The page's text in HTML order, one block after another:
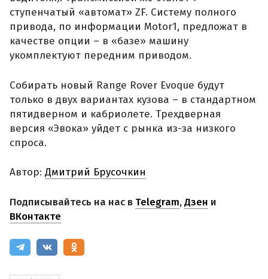
ступенчатый «автомат» ZF. Систему полного
привода, по информации Motor1, предложат в
качестве опции – в «базе» машину
укомплектуют передним приводом.
Собирать новый Range Rover Evoque будут
только в двух вариантах кузова – в стандартном
пятидверном и кабриолете. Трехдверная
версия «Эвока» уйдет с рынка из-за низкого
спроса.
Автор: Дмитрий Брусочкин
Подписывайтесь на нас в Telegram,Дзен и
ВКонтакте